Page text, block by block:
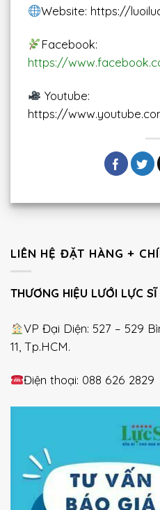
Website: https://
Facebook:
https://
Youtube:
https://
LIÊN HỆ ĐẶT HÀNG +
THƯƠNG HIỆU LƯỚI LỰC
VP Đại Diện: 527 – 529
11, Tp.HCM.
Điện thoại: 088 626 2829